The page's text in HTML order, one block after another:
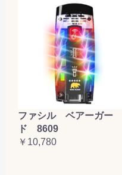
ファシル ベアーガー
ド 8609
￥10,780